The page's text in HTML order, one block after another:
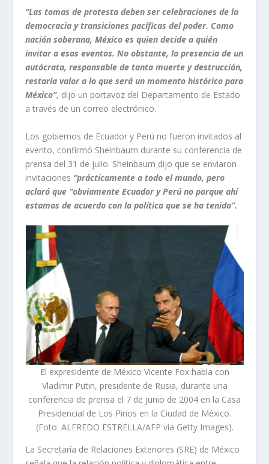
“Las tomas de protesta deben ser celebraciones de la
democracia y transiciones pacíficas del poder. Como
nación soberana, México es quien decide a quién
invitar a esos eventos. No obstante, la presencia de un
autócrata, responsable de tanta muerte y destrucción,
restaría valor a lo que será un momento histórico para
México”, dijo un portavoz del Departamento de Estado
a través de un correo electrónico.
Los gobiernos de Ecuador y Perú no fueron invitados al
evento, confirmó Sheinbaum durante su conferencia de
prensa del 31 de julio. Sheinbaum dijo que se enviaron
invitaciones “prácticamente a todo el mundo, pero
aclaró que “obviamente Ecuador y Perú no porque ahí
estamos de acuerdo con la política que se ha tenido”.
El expresidente de México Vicente Fox habla con
Vladimir Putin, presidente de Rusia, durante una
conferencia de prensa el 7 de junio de 2004 en la Casa
Presidencial de Los Pinos en la Ciudad de México.
(Foto: ALFREDO ESTRELLA/AFP vía Getty Images).
La Secretaría de Relaciones Exteriores (SRE) de México